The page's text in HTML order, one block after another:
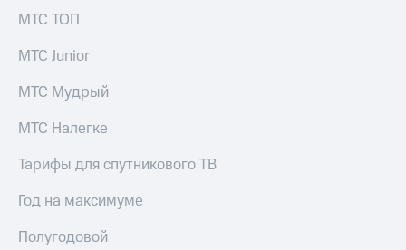
МТС ТОП
МТС Junior
МТС Мудрый
МТС Налегке
Тарифы для спутникового ТВ
Год на максимуме
Полугодовой